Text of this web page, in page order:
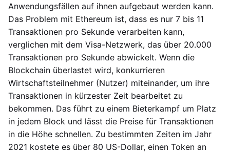
Anwendungsfällen auf ihnen aufgebaut werden kann.
Das Problem mit Ethereum ist, dass es nur 7 bis 11
Transaktionen pro Sekunde verarbeiten kann,
verglichen mit dem Visa-Netzwerk, das über 20.000
Transaktionen pro Sekunde abwickelt. Wenn die
Blockchain überlastet wird, konkurrieren
Wirtschaftsteilnehmer (Nutzer) miteinander, um ihre
Transaktionen in kürzester Zeit bearbeitet zu
bekommen. Das führt zu einem Bieterkampf um Platz
in jedem Block und lässt die Preise für Transaktionen
in die Höhe schnellen. Zu bestimmten Zeiten im Jahr
2021 kostete es über 80 US-Dollar, einen Token an